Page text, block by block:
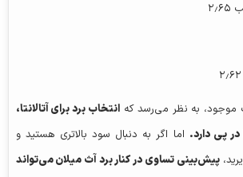
موجود، به نظر می‌رسد که انتخاب برد برای آتالانتا،
پی دارد. اما اگر به دنبال سود بالاتری هستید و
پیش‌بینی تساوی در کنار برد آث میلان می‌تواند